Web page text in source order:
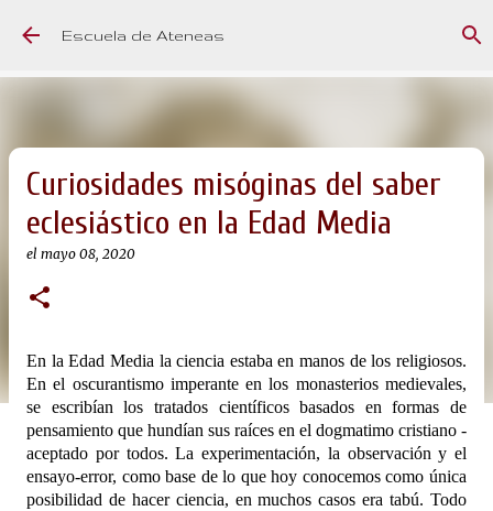
Ir al contenido principal
Escuela de Ateneas
Curiosidades misóginas del saber
eclesiástico en la Edad Media
el mayo 08, 2020
En la Edad Media la ciencia estaba en manos de los religiosos.
En el oscurantismo imperante en los monasterios medievales,
se escribían los tratados científicos basados en formas de
pensamiento que hundían sus raíces en el dogmatimo cristiano -
aceptado por todos. La experimentación, la observación y el
ensayo-error, como base de lo que hoy conocemos como única
posibilidad de hacer ciencia, en muchos casos era tabú. Todo